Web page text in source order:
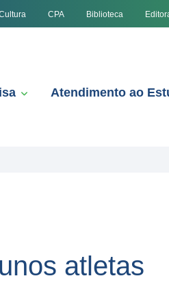
CPA Biblioteca
Atendimento ao
atletas